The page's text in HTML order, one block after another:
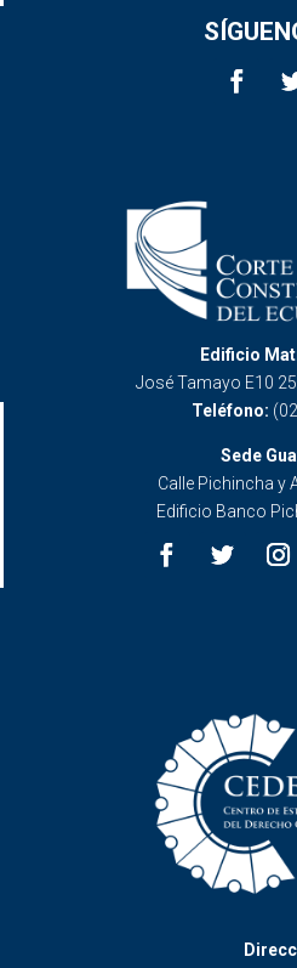
Edificio
José Tamayo E10
Teléfono:
Sede
Calle Pichincha y
Edificio Banco